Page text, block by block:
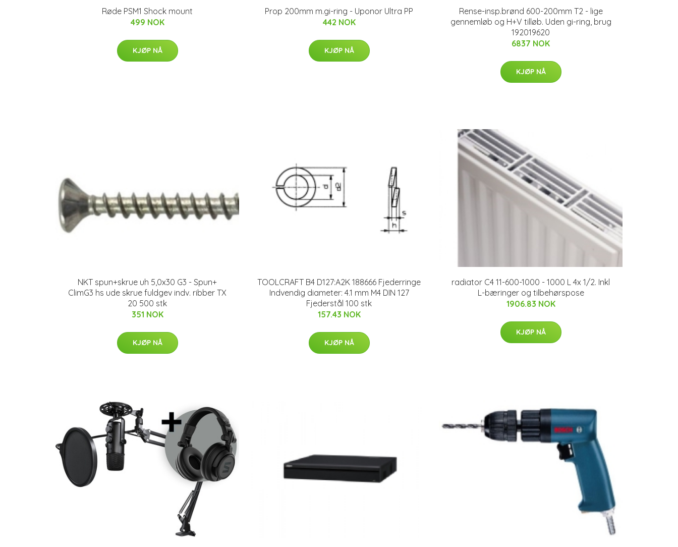
Røde PSM1 Shock mount
499 NOK
KJØP NÅ
Prop 200mm m.gi-ring - Uponor Ultra PP
442 NOK
KJØP NÅ
Rense-insp.brønd 600-200mm T2 - lige
gennemløb og H+V tilløb. Uden gi-ring, brug
192019620
6837 NOK
KJØP NÅ
NKT spun+skrue uh 5,0x30 G3 - Spun+
ClimG3 hs ude skrue fuldgev indv. ribber TX
20 500 stk
351 NOK
KJØP NÅ
TOOLCRAFT B4 D127:A2K 188666 Fjederringe
Indvendig diameter: 4.1 mm M4 DIN 127
Fjederstål 100 stk
157.43 NOK
KJØP NÅ
radiator C4 11-600-1000 - 1000 L 4x 1/2. Inkl
L-bæringer og tilbehørspose
1906.83 NOK
KJØP NÅ